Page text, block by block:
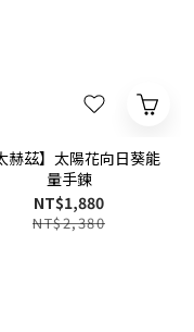
赫茲】太陽花向日葵能
量手鍊
NT$1,880
NT$2,380